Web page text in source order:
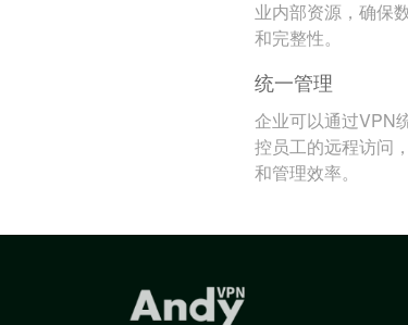
业内部资源，确保
和完整性。
统一管理
企业可以通过VPN
控员工的远程访问
和管理效率。